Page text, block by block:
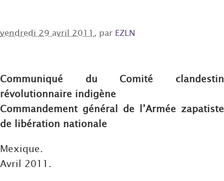
vendredi 29 avril 2011 , par EZLN
Communiqué du Comité clandestin
révolutionnaire indigène
Commandement général de l’Armée zapatiste
de libération nationale
Mexique.
Avril 2011.